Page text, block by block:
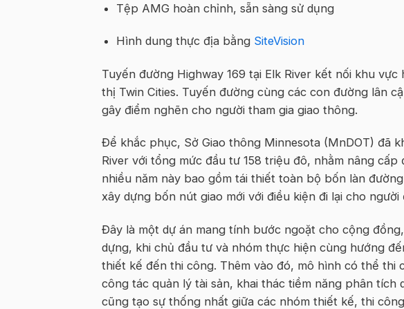
Tệp AMG hoàn chỉnh, sẵn sàng sử dụng
Hình dung thực địa bằng SiteVision
Tuyến đường Highway 169 tại Elk River kết nối khu
thị Twin Cities. Tuyến đường cùng các con đường lân
gây điểm nghẽn cho người tham gia giao thông.
Để khắc phục, Sở Giao thông Minnesota (MnDOT) đã
River với tổng mức đầu tư 158 triệu đô, nhằm nâng cấp
nhiều năm này bao gồm tái thiết toàn bộ bốn làn
xây dựng bốn nút giao mới với điều kiện đi lại cho
Đây là một dự án mang tính bước ngoặt cho cộng
dựng, khi chủ đầu tư và nhóm thực hiện cùng hướng
thiết kế đến thi công. Thêm vào đó, mô hình có thể thi
công tác quản lý tài sản, khai thác tiềm năng phân
cũng tạo sự thống nhất giữa các nhóm thiết kế, thi